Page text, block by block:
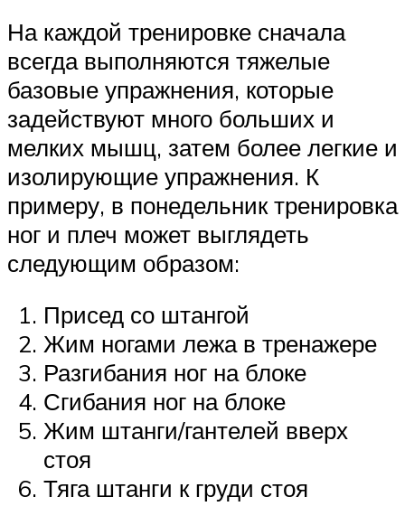
На каждой тренировке сначала
всегда выполняются тяжелые
базовые упражнения, которые
задействуют много больших и
мелких мышц, затем более легкие и
изолирующие упражнения. К
примеру, в понедельник тренировка
ног и плеч может выглядеть
следующим образом:
Присед со штангой
Жим ногами лежа в тренажере
Разгибания ног на блоке
Сгибания ног на блоке
Жим штанги/гантелей вверх
стоя
Тяга штанги к груди стоя